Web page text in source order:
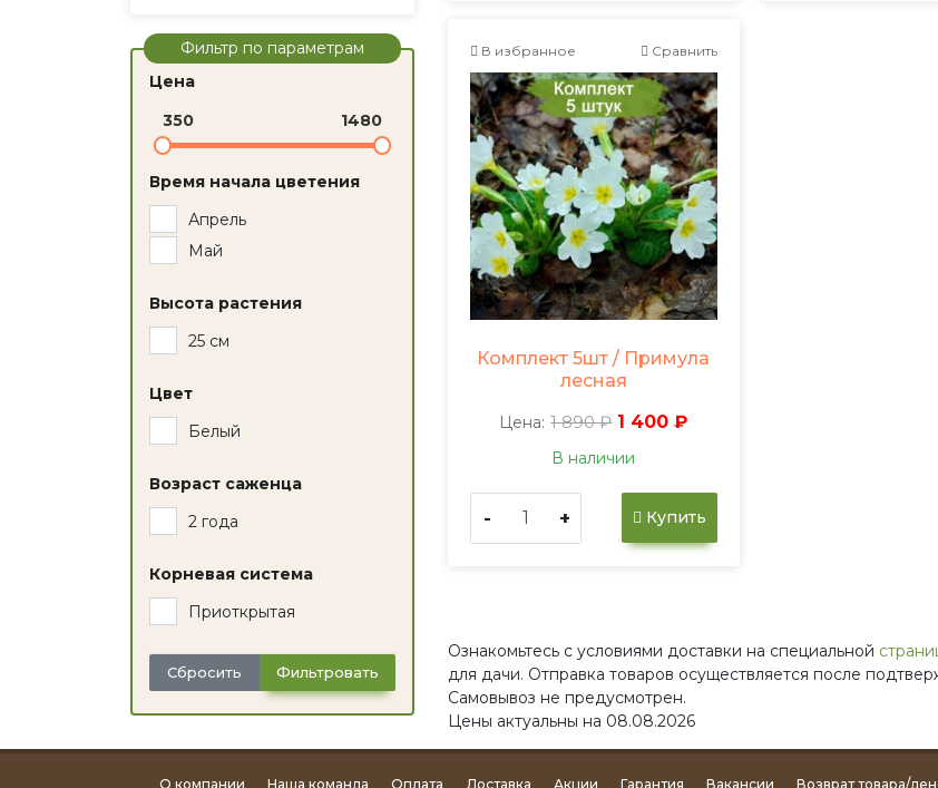
Фильтр по параметрам
Цена
350
1480
Время начала цветения
Апрель
Май
Высота растения
25 см
Цвет
Белый
Возраст саженца
2 года
Корневая система
Приоткрытая
Сбросить Фильтровать
В избранное Сравнить
Комплект 5шт / Примула
лесная
Цена: 1 890 ₽ 1 400 ₽
В наличии
- + Купить
Ознакомьтесь с условиями доставки на специальной
для дачи. Отправка товаров осуществляется после
Самовывоз не предусмотрен.
Цены актуальны на 08.08.2026
О компании Наша команда Оплата Доставка Акции Гарантия Вакансии Возврат товара/